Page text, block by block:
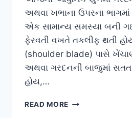
અથવા ખભાના ઉપરના
એક સામાન્ય સમસ્યા બની
ફેરવતી વખતે તકલીફ થતી
(shoulder blade) પાસે
અથવા ગરદનની બાજુમાં સતત
હોય,…
READ MORE લેવેટર